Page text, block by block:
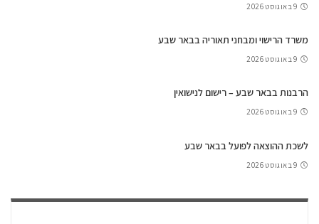
9 באוגוסט 2026
משרד הרישוי ומבחני תאוריה בבאר שבע
9 באוגוסט 2026
הרבנות בבאר שבע – רישום לנישואין
9 באוגוסט 2026
לשכת ההוצאה לפועל בבאר שבע
9 באוגוסט 2026